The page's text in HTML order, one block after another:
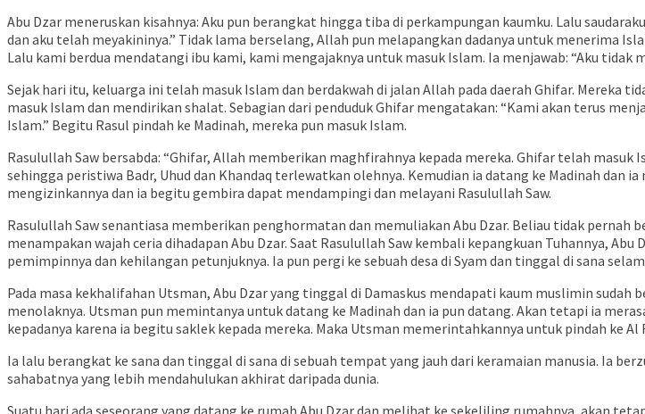
Abu Dzar meneruskan kisahnya: Aku pun berangkat hingga tiba di perkampungan kaumku. Lalu
dan aku telah meyakininya.” Tidak lama berselang, Allah pun melapangkan dadanya untuk menerima
Lalu kami berdua mendatangi ibu kami, kami mengajaknya untuk masuk Islam. Ia menjawab: “Aku tidak
Sejak hari itu, keluarga ini telah masuk Islam dan berdakwah di jalan Allah pada daerah Ghifar. Mereka
masuk Islam dan mendirikan shalat. Sebagian dari penduduk Ghifar mengatakan: “Kami akan terus
Islam.” Begitu Rasul pindah ke Madinah, mereka pun masuk Islam.
Rasulullah Saw bersabda: “Ghifar, Allah memberikan maghfirahnya kepada mereka. Ghifar telah
sehingga peristiwa Badr, Uhud dan Khandaq terlewatkan olehnya. Kemudian ia datang ke Madinah dan
mengizinkannya dan ia begitu gembira dapat mendampingi dan melayani Rasulullah Saw.
Rasulullah Saw senantiasa memberikan penghormatan dan memuliakan Abu Dzar. Beliau tidak pernah
menampakan wajah ceria dihadapan Abu Dzar. Saat Rasulullah Saw kembali kepangkuan Tuhannya,
pemimpinnya dan kehilangan petunjuknya. Ia pun pergi ke sebuah desa di Syam dan tinggal di sana
Pada masa kekhalifahan Utsman, Abu Dzar yang tinggal di Damaskus mendapati kaum muslimin
menolaknya. Utsman pun memintanya untuk datang ke Madinah dan ia pun datang. Akan tetapi ia
kepadanya karena ia begitu saklek kepada mereka. Maka Utsman memerintahkannya untuk pindah ke Al
Ia lalu berangkat ke sana dan tinggal di sana di sebuah tempat yang jauh dari keramaian manusia. Ia
sahabatnya yang lebih mendahulukan akhirat daripada dunia.